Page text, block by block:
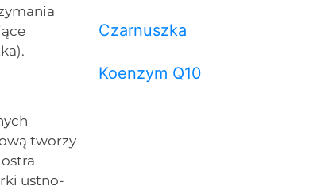
tworzy
ustno-
Czarnuszka
Koenzym Q10